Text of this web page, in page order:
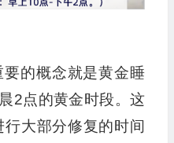
的概念就是黄金睡
2点的黄金时段。这
大部分修复的时间